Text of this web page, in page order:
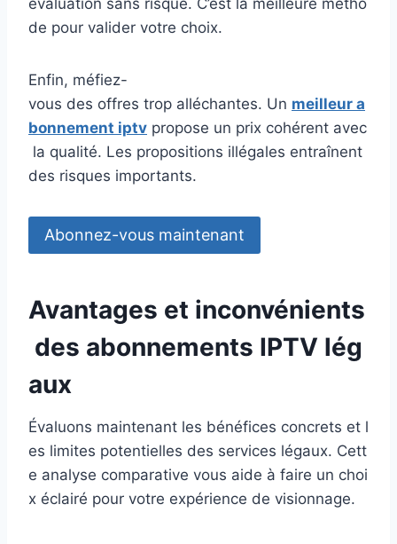
de pour valider votre choix.
Enfin, méfiez-
vous des offres trop alléchantes. Un meilleur a
bonnement iptv propose un prix cohérent avec
la qualité. Les propositions illégales entraînent
des risques importants.
Abonnez-vous maintenant
Avantages et inconvénients
des abonnements IPTV lég
aux
Évaluons maintenant les bénéfices concrets et l
es limites potentielles des services légaux. Cett
e analyse comparative vous aide à faire un choi
x éclairé pour votre expérience de visionnage.